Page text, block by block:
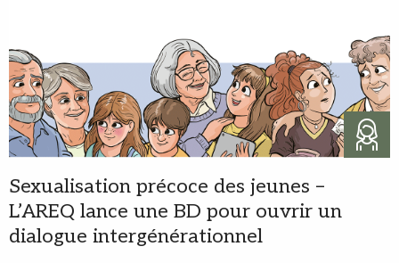
Sexualisation précoce des jeunes –
L’AREQ lance une BD pour ouvrir un
dialogue intergénérationnel